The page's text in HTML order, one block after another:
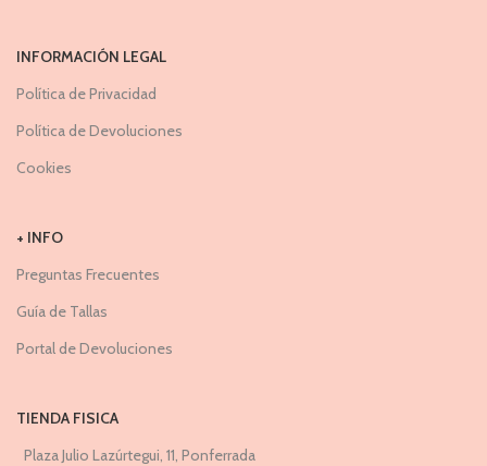
INFORMACIÓN LEGAL
Política de Privacidad
Política de Devoluciones
Cookies
+ INFO
Preguntas Frecuentes
Guía de Tallas
Portal de Devoluciones
TIENDA FISICA
Plaza Julio Lazúrtegui, 11, Ponferrada